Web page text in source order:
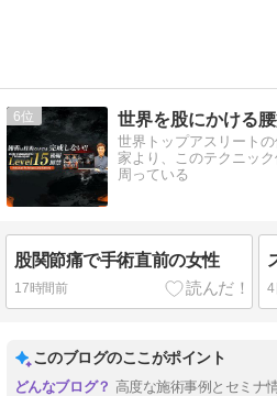
6
世界トップアスリート
家より、このテクニッ
周っている
股関節痛で手術直前の女性
17時間前 4
このブログのここがポイント
高度な施術事例とセミナ